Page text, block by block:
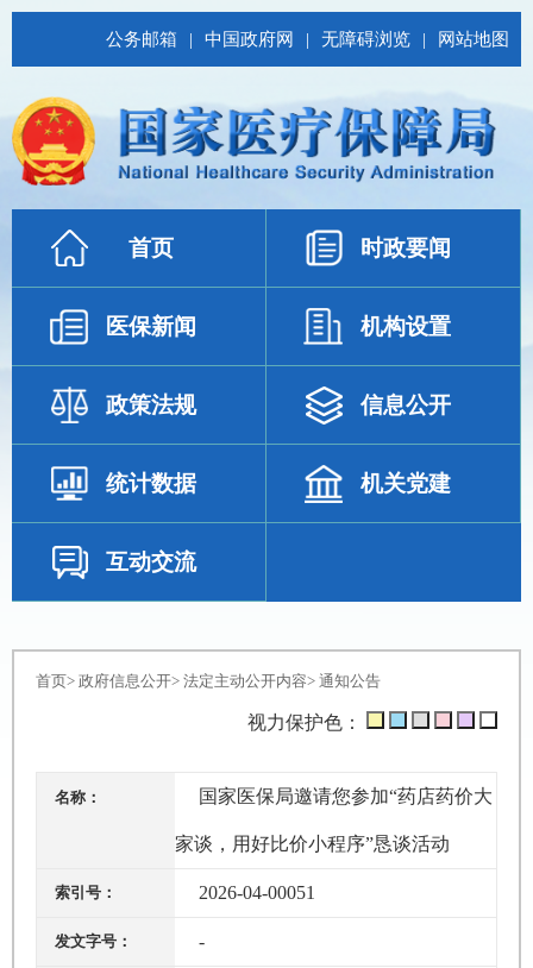
公务邮箱 | 中国政府网 | 无障碍浏览 | 网站地图
首页 时政要闻
医保新闻 机构设置
政策法规 信息公开
统计数据 机关党建
互动交流
首页> 政府信息公开> 法定主动公开内容> 通知公告
视力保护色：
名称： 国家医保局邀请您参加“药店药价大
家谈，用好比价小程序”恳谈活动
索引号： 2026-04-00051
发文字号： -